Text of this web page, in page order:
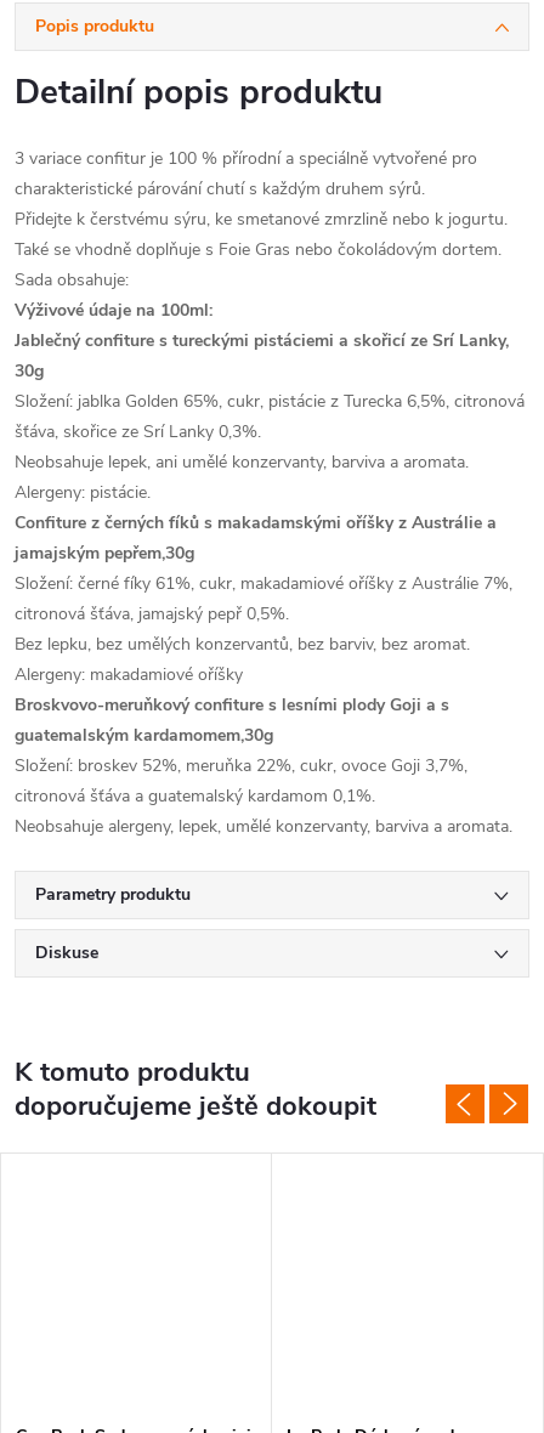
Popis produktu
Detailní popis produktu
3 variace confitur je 100 % přírodní a speciálně vytvořené pro
charakteristické párování chutí s každým druhem sýrů.
Přidejte k čerstvému sýru, ke smetanové zmrzlině nebo k jogurtu.
Také se vhodně doplňuje s Foie Gras nebo čokoládovým dortem.
Sada obsahuje:
Výživové údaje na 100ml:
Jablečný confiture s tureckými pistáciemi a skořicí ze Srí Lanky,
30g
Složení: jablka Golden 65%, cukr, pistácie z Turecka 6,5%, citronová
šťáva, skořice ze Srí Lanky 0,3%.
Neobsahuje lepek, ani umělé konzervanty, barviva a aromata.
Alergeny: pistácie.
Confiture z černých fíků s makadamskými oříšky z Austrálie a
jamajským pepřem,30g
Složení: černé fíky 61%, cukr, makadamiové oříšky z Austrálie 7%,
citronová šťáva, jamajský pepř 0,5%.
Bez lepku, bez umělých konzervantů, bez barviv, bez aromat.
Alergeny: makadamiové oříšky
Broskvovo-meruňkový confiture s lesními plody Goji a s
guatemalským kardamomem,30g
Složení: broskev 52%, meruňka 22%, cukr, ovoce Goji 3,7%,
citronová šťáva a guatemalský kardamom 0,1%.
Neobsahuje alergeny, lepek, umělé konzervanty, barviva a aromata.
Parametry produktu
Diskuse
K tomuto produktu
doporučujeme ještě dokoupit